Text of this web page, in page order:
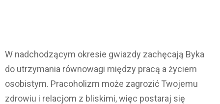
W nadchodzącym okresie gwiazdy zachęcają Byka
do utrzymania równowagi między pracą a życiem
osobistym. Pracoholizm może zagrozić Twojemu
zdrowiu i relacjom z bliskimi, więc postaraj się